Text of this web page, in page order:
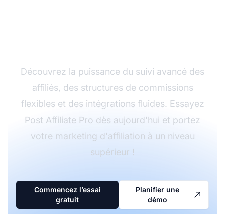
Découvrez la puissance du suivi avancé des
affiliés, des structures de commissions
flexibles et des intégrations fluides. Essayez
Post Affiliate Pro dès aujourd'hui et portez
votre marketing d'affiliation à un niveau
supérieur !
Commencez l’essai
gratuit
Planifier une
démo